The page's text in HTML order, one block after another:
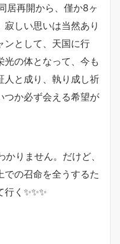
居再開から、僅か8ヶ
しい思いは当然あり
ンとして、天国に行
光の体となって、今も
人と成り、執り成し祈
つか必ず会える希望が
りません。だけど、
での召命を全うするた
く✨✨✨